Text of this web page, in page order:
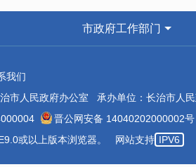
市政府工作部门
我们
市人民政府办公室 承办单位：长治市人
晋公网安备 14040202000002号
或以上版本浏览器。 网站支持 IPV6